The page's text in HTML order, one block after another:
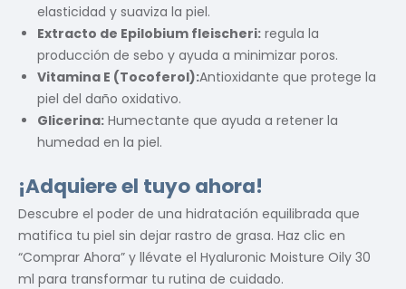
elasticidad y suaviza la piel.
Extracto de Epilobium fleischeri: regula la
producción de sebo y ayuda a minimizar poros.
Vitamina E (Tocoferol):Antioxidante que protege la
piel del daño oxidativo.
Glicerina: Humectante que ayuda a retener la
humedad en la piel.
¡Adquiere el tuyo ahora!
Descubre el poder de una hidratación equilibrada que
matifica tu piel sin dejar rastro de grasa. Haz clic en
“Comprar Ahora” y llévate el Hyaluronic Moisture Oily 30
ml para transformar tu rutina de cuidado.